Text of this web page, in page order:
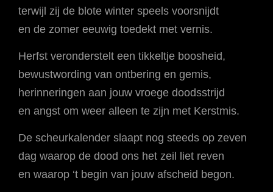
terwijl zij de blote winter speels voorsnijdt
en de zomer eeuwig toedekt met vernis.
Herfst veronderstelt een tikkeltje boosheid,
bewustwording van ontbering en gemis,
herinneringen aan jouw vroege doodsstrijd
en angst om weer alleen te zijn met Kerstmis.
De scheurkalender slaapt nog steeds op zeven
dag waarop de dood ons het zeil liet reven
en waarop ‘t begin van jouw afscheid begon.